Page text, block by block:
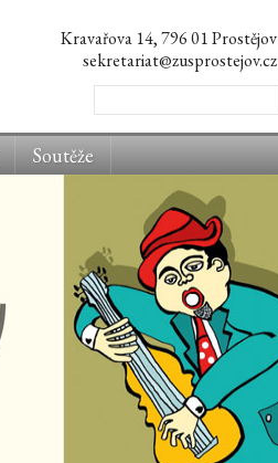
Kravařova 14, 796 01 Prostějov
sekretariat@zusprostejov.cz
Soutěže